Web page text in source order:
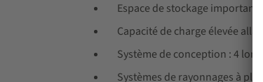
Espace de stockage
Capacité de charge élevée
Système de conception : 4
Systèmes de rayonnages à